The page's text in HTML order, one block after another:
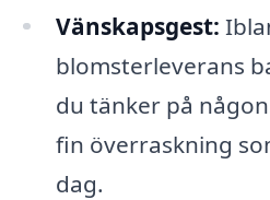
Vänskapsgest:
blomsterleverans
du tänker på
fin överraskning
dag.